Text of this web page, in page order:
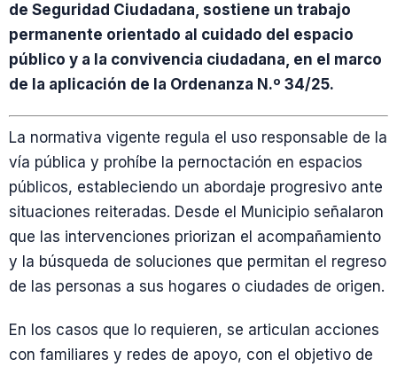
de Seguridad Ciudadana, sostiene un trabajo
permanente orientado al cuidado del espacio
público y a la convivencia ciudadana, en el marco
de la aplicación de la Ordenanza N.º 34/25.
La normativa vigente regula el uso responsable de la
vía pública y prohíbe la pernoctación en espacios
públicos, estableciendo un abordaje progresivo ante
situaciones reiteradas. Desde el Municipio señalaron
que las intervenciones priorizan el acompañamiento
y la búsqueda de soluciones que permitan el regreso
de las personas a sus hogares o ciudades de origen.
En los casos que lo requieren, se articulan acciones
con familiares y redes de apoyo, con el objetivo de